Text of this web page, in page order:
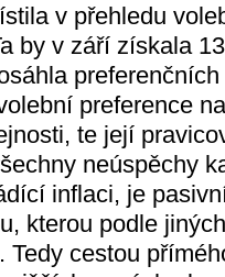
v přehledu
by v září získala
preference
te její
neúspěchy
inflaci, je
kterou podle
Tedy cestou